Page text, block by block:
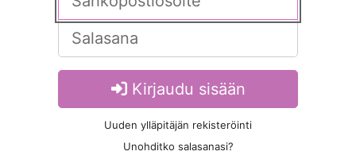
Kirjaudu sisään
Uuden ylläpitäjän rekisteröinti
Unohditko salasanasi?